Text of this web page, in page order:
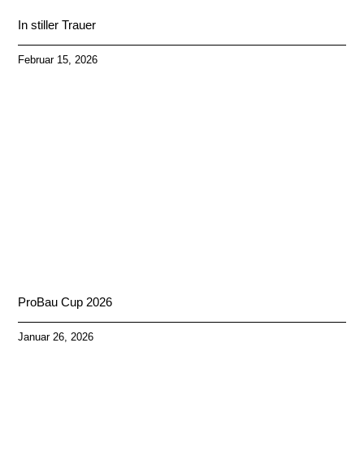
In stiller Trauer
Februar 15, 2026
ProBau Cup 2026
Januar 26, 2026